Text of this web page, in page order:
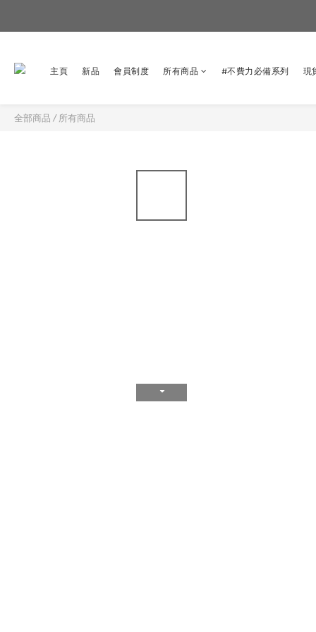
主頁 新品 會員制度 所有商品 #不費力必備系列 現
全部商品 /所有商品